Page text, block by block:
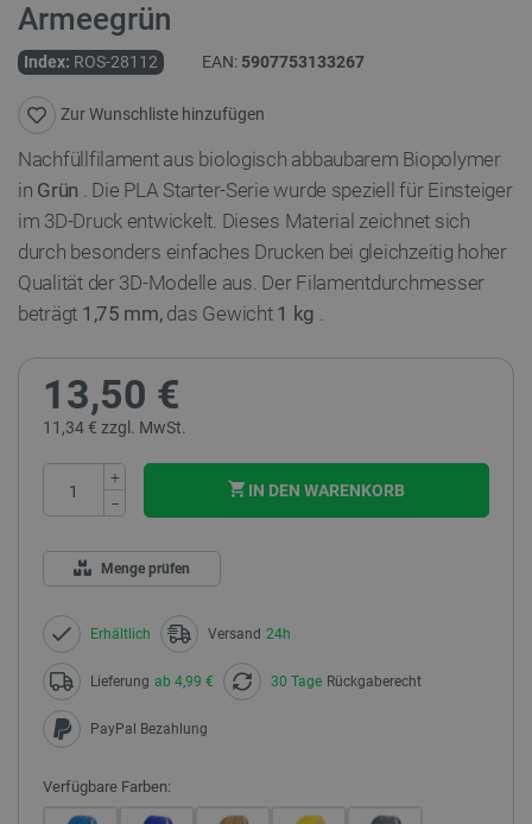
Armeegrün
Index: ROS-28112 EAN: 5907753133267
Zur Wunschliste hinzufügen
Nachfüllfilament aus biologisch abbaubarem Biopolymer
in Grün . Die PLA Starter-Serie wurde speziell für Einsteiger
im 3D-Druck entwickelt. Dieses Material zeichnet sich
durch besonders einfaches Drucken bei gleichzeitig hoher
Qualität der 3D-Modelle aus. Der Filamentdurchmesser
beträgt 1,75 mm,das Gewicht 1 kg .
13,50 €
11,34 € zzgl. MwSt.
+
−
IN DEN WARENKORB
Menge prüfen
Erhältlich Versand 24h
Lieferung ab 4,99 € 30 Tage Rückgaberecht
PayPal Bezahlung
Verfügbare Farben: